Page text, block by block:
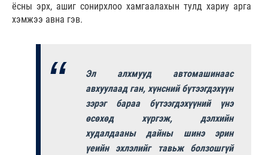
ёсны эрх, ашиг сонирхлоо хамгаалахын тулд хариу арга
хэмжээ авна гэв.
Эл алхмууд автомашинаас
авхуулаад ган, хүнсний бүтээгдэхүүн
зэрэг бараа бүтээгдэхүүний үнэ
өсөхөд хүргэж, дэлхийн
худалдааны дайны шинэ эрин
үеийн эхлэлийг тавьж болзошгүй